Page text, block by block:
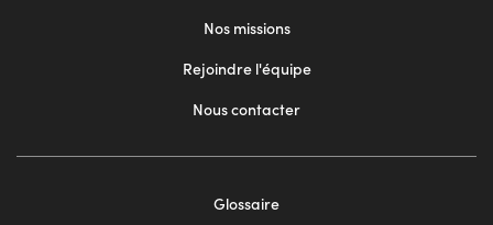
Nos missions
Rejoindre l'équipe
Nous contacter
Glossaire